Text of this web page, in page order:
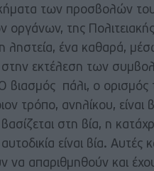
των προσβολών
οργάνων, της
ληστεία, ένα καθαρά,
εκτέλεση των
βιασμός πάλι, ο ορισμός
τρόπο, ανηλίκου, είναι
στη βία, η
είναι βία. Αυτές
να απαριθμηθούν και